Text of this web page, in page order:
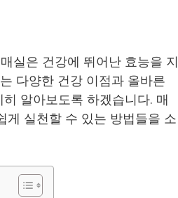
실은 건강에 뛰어난 효능을 지
다양한 건강 이점과 올바른
알아보도록 하겠습니다. 매
게 실천할 수 있는 방법들을 소